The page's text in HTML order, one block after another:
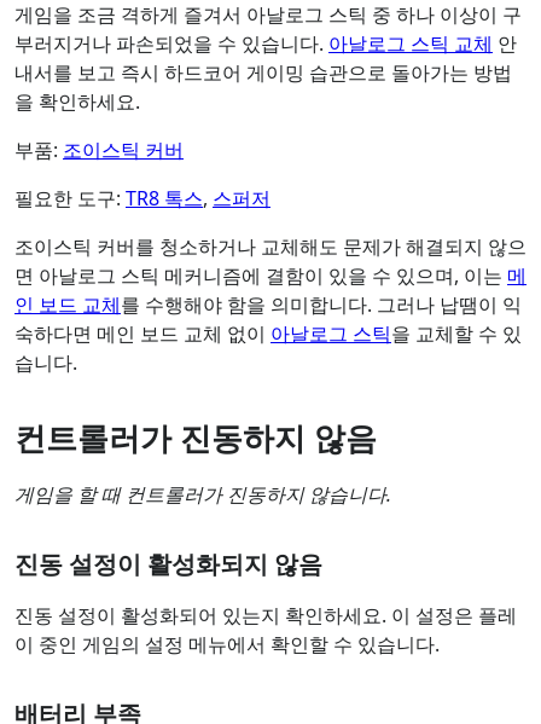
게임을 조금 격하게 즐겨서 아날로그 스틱 중 하나 이상이 구
부러지거나 파손되었을 수 있습니다. 아날로그 스틱 교체 안
내서를 보고 즉시 하드코어 게이밍 습관으로 돌아가는 방법
을 확인하세요.
부품: 조이스틱 커버
필요한 도구: TR8 톡스, 스퍼저
조이스틱 커버를 청소하거나 교체해도 문제가 해결되지 않으
면 아날로그 스틱 메커니즘에 결함이 있을 수 있으며, 이는 메
인 보드 교체를 수행해야 함을 의미합니다. 그러나 납땜이 익
숙하다면 메인 보드 교체 없이 아날로그 스틱을 교체할 수 있
습니다.
컨트롤러가 진동하지 않음
게임을 할 때 컨트롤러가 진동하지 않습니다.
진동 설정이 활성화되지 않음
진동 설정이 활성화되어 있는지 확인하세요. 이 설정은 플레
이 중인 게임의 설정 메뉴에서 확인할 수 있습니다.
배터리 부족